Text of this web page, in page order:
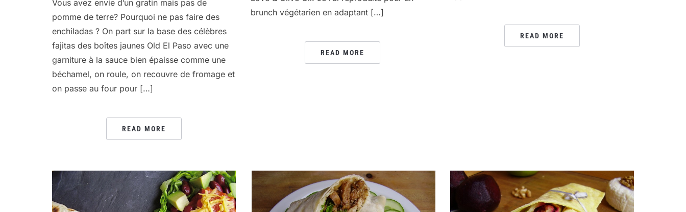
Vous avez envie d’un gratin mais pas de
pomme de terre? Pourquoi ne pas faire des
enchiladas ? On part sur la base des célèbres
fajitas des boîtes jaunes Old El Paso avec une
garniture à la sauce bien épaisse comme une
béchamel, on roule, on recouvre de fromage et
on passe au four pour […]
READ MORE
brunch végétarien en adaptant […]
READ MORE
READ MORE